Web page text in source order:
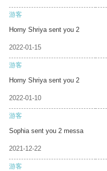
游客
Horny Shriya sent you 2
2022-01-15
游客
Horny Shriya sent you 2
2022-01-10
游客
Sophia sent you 2 messa
2021-12-22
游客